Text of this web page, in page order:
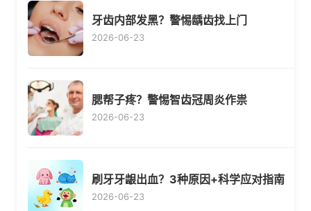
牙齿内部发黑？警惕龋齿找上门
2026-06-23
腮帮子疼？警惕智齿冠周炎作祟
2026-06-23
刷牙牙龈出血？3种原因+科学应对指南
2026-06-23